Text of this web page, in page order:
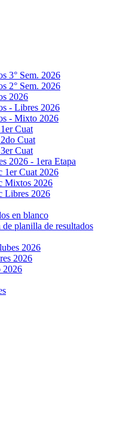
3° Sem. 2026
2° Sem. 2026
2026
- Libres 2026
- Mixto 2026
Cuat
Cuat
Cuat
2026 - 1era Etapa
1er Cuat 2026
Mixtos 2026
Libres 2026
en blanco
planilla de resultados
2026
2026
2026